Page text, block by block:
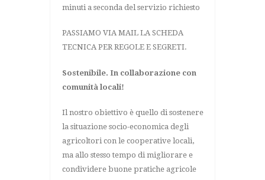
minuti a seconda del servizio richiesto
PASSIAMO VIA MAIL LA SCHEDA
TECNICA PER REGOLE E SEGRETI.
Sostenibile. In collaborazione con
comunità locali!
Il nostro obiettivo è quello di sostenere
la situazione socio-economica degli
agricoltori con le cooperative locali,
ma allo stesso tempo di migliorare e
condividere buone pratiche agricole